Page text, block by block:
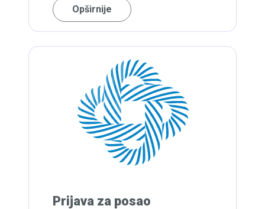
Opširnije
Prijava za posao